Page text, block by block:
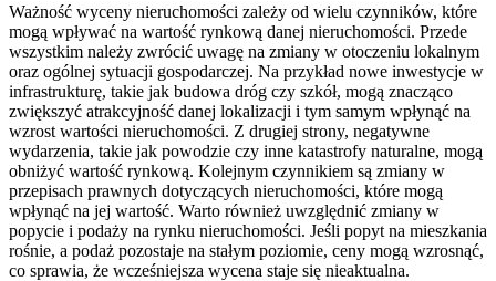
Ważność wyceny nieruchomości zależy od wielu czynników, które
mogą wpływać na wartość rynkową danej nieruchomości. Przede
wszystkim należy zwrócić uwagę na zmiany w otoczeniu lokalnym
oraz ogólnej sytuacji gospodarczej. Na przykład nowe inwestycje w
infrastrukturę, takie jak budowa dróg czy szkół, mogą znacząco
zwiększyć atrakcyjność danej lokalizacji i tym samym wpłynąć na
wzrost wartości nieruchomości. Z drugiej strony, negatywne
wydarzenia, takie jak powodzie czy inne katastrofy naturalne, mogą
obniżyć wartość rynkową. Kolejnym czynnikiem są zmiany w
przepisach prawnych dotyczących nieruchomości, które mogą
wpłynąć na jej wartość. Warto również uwzględnić zmiany w
popycie i podaży na rynku nieruchomości. Jeśli popyt na mieszkania
rośnie, a podaż pozostaje na stałym poziomie, ceny mogą wzrosnąć,
co sprawia, że wcześniejsza wycena staje się nieaktualna.